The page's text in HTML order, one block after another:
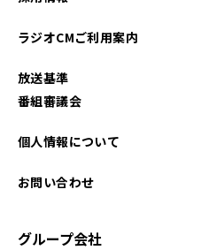
ラジオCMご利用案内
放送基準
番組審議会
個人情報について
お問い合わせ
グループ会社